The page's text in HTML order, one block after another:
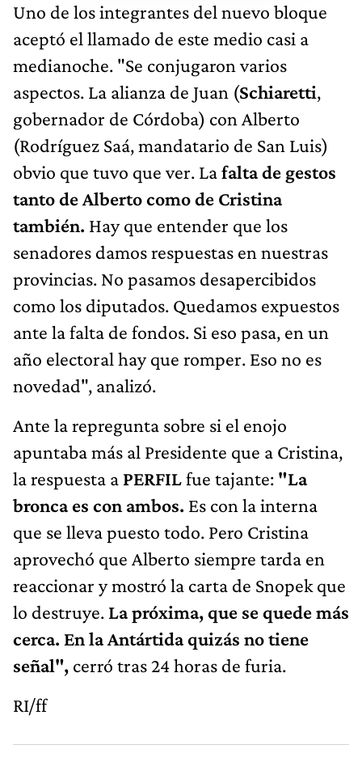
Uno de los integrantes del nuevo bloque
aceptó el llamado de este medio casi a
medianoche. "Se conjugaron varios
aspectos. La alianza de Juan (Schiaretti,
gobernador de Córdoba) con Alberto
(Rodríguez Saá, mandatario de San Luis)
obvio que tuvo que ver. Lafalta de gestos
tanto de Alberto como de Cristina
también. Hay que entender que los
senadores damos respuestas en nuestras
provincias. No pasamos desapercibidos
como los diputados. Quedamos expuestos
ante la falta de fondos. Si eso pasa, en un
año electoral hay que romper. Eso no es
novedad", analizó.
Ante la repregunta sobre si el enojo
apuntaba más al Presidente que a Cristina,
la respuesta a PERFILfue tajante: "La
bronca es con ambos. Es con la interna
que se lleva puesto todo. Pero Cristina
aprovechó que Alberto siempre tarda en
reaccionar y mostró la carta de Snopek que
lo destruye. La próxima, que se quede más
cerca. En la Antártida quizás no tiene
señal", cerró tras 24 horas de furia.
RI/ff